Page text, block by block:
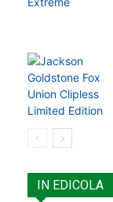
IN EDICOLA